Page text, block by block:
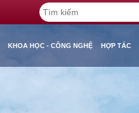
KHOA HỌC - CÔNG NGHỆ HỢP TÁC